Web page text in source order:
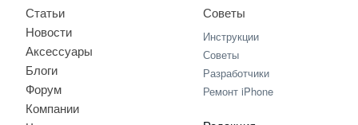
Статьи
Новости
Аксессуары
Блоги
Форум
Компании
Советы
Инструкции
Советы
Разработчики
Ремонт iPhone